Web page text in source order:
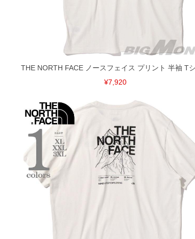
THE NORTH FACE ノースフェイス プリント 半袖 T
¥7,920